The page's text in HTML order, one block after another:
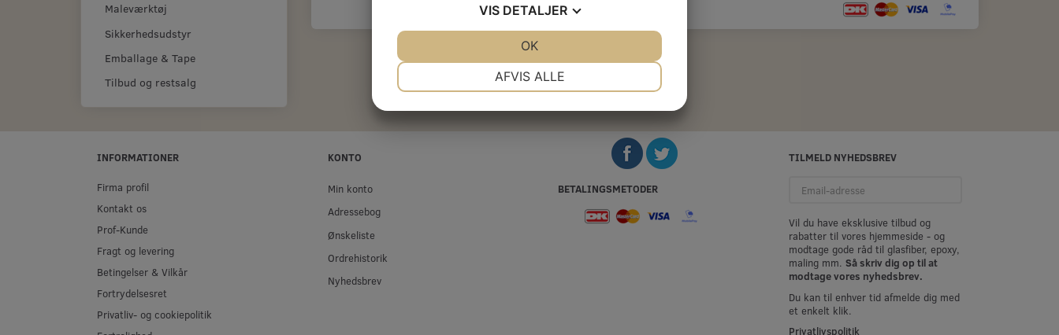
Maleværktøj
Sikkerhedsudstyr
Emballage & Tape
Tilbud og restsalg
INFORMATIONER
Firma profil
Kontakt os
Prof-Kunde
Fragt og levering
Betingelser & Vilkår
Fortrydelsesret
Privatliv- og cookiepolitik
KONTO
Min konto
Adressebog
Ønskeliste
Ordrehistorik
Nyhedsbrev
BETALINGSMETODER
TILMELD NYHEDSBREV
adresse
Vil du have eksklusive tilbud og
rabatter til vores hjemmeside - og
modtage gode råd til glasfiber, epoxy,
maling mm. Så skriv dig op til at
modtage vores nyhedsbrev.
Du kan til enhver tid afmelde dig med
et enkelt klik.
Privatlivspolitik
VIS DETALJER
AFVIS ALLE
OK